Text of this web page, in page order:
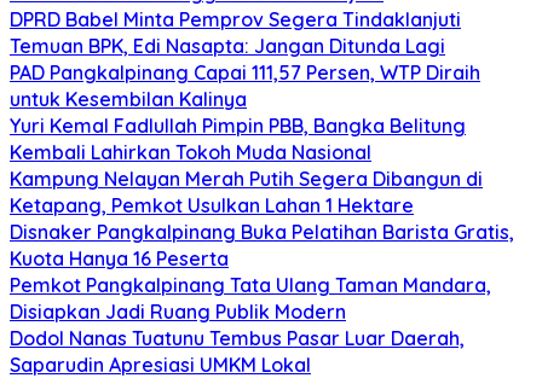
DPRD Babel Minta Pemprov Segera Tindaklanjuti
Temuan BPK, Edi Nasapta: Jangan Ditunda Lagi
PAD Pangkalpinang Capai 111,57 Persen, WTP Diraih
untuk Kesembilan Kalinya
Yuri Kemal Fadlullah Pimpin PBB, Bangka Belitung
Kembali Lahirkan Tokoh Muda Nasional
Kampung Nelayan Merah Putih Segera Dibangun di
Ketapang, Pemkot Usulkan Lahan 1 Hektare
Disnaker Pangkalpinang Buka Pelatihan Barista Gratis,
Kuota Hanya 16 Peserta
Pemkot Pangkalpinang Tata Ulang Taman Mandara,
Disiapkan Jadi Ruang Publik Modern
Dodol Nanas Tuatunu Tembus Pasar Luar Daerah,
Saparudin Apresiasi UMKM Lokal